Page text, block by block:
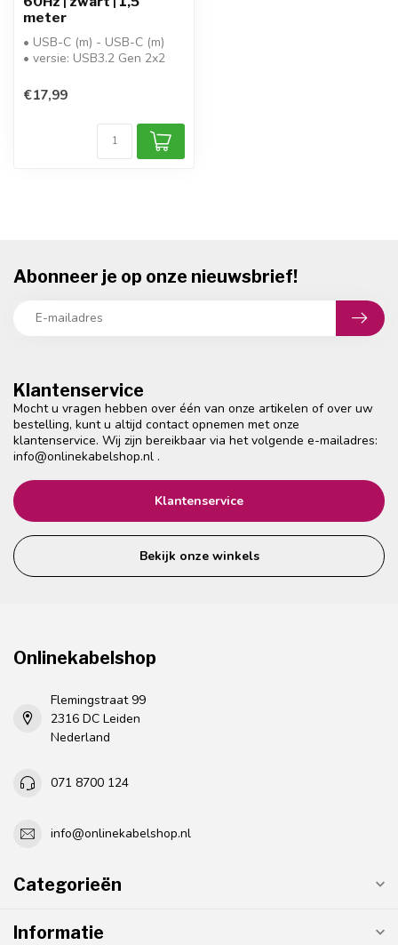
meter
• USB-C (m) - USB-C (m)
• versie: USB3.2 Gen 2x2
• video...
€17,99
Klantenservice
Mocht u vragen hebben over één van onze artikelen of over uw
bestelling, kunt u altijd contact opnemen met onze
klantenservice. Wij zijn bereikbaar via het volgende e-mailadres:
info@onlinekabelshop.nl .
Klantenservice
Bekijk onze winkels
Abonneer je op onze nieuwsbrief!
Onlinekabelshop
Flemingstraat 99
2316 DC Leiden
Nederland
071 8700 124
info@onlinekabelshop.nl
Categorieën
Informatie